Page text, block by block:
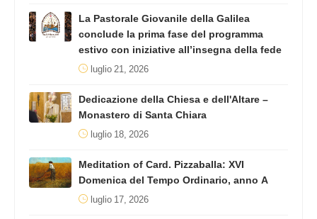
La Pastorale Giovanile della Galilea
conclude la prima fase del programma
estivo con iniziative all’insegna della fede
luglio 21, 2026
Dedicazione della Chiesa e dell'Altare –
Monastero di Santa Chiara
luglio 18, 2026
Meditation of Card. Pizzaballa: XVI
Domenica del Tempo Ordinario, anno A
luglio 17, 2026